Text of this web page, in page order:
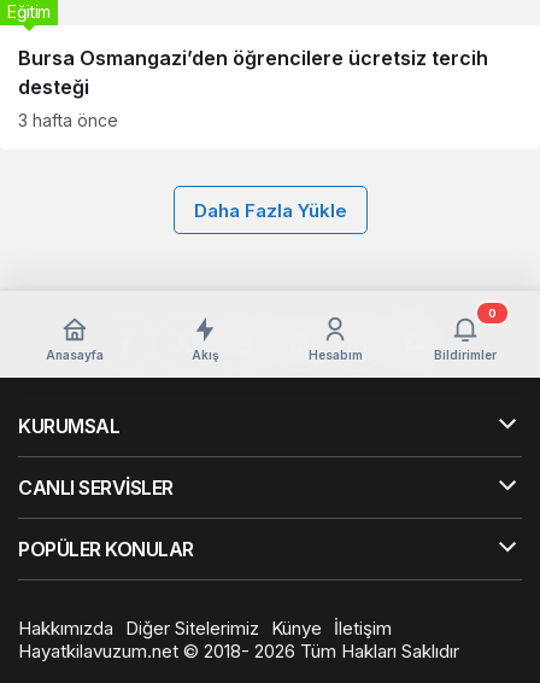
Bursa Osmangazi’den öğrencilere ücretsiz tercih
desteği
Eğitim
3 hafta önce
Daha Fazla Yükle
Anasayfa Akış Hesabım Bildirimler
0
KURUMSAL
CANLI SERVİSLER
POPÜLER KONULAR
Hakkımızda Diğer Sitelerimiz Künye
İletişim
Hayatkilavuzum.net © 2018- 2026 Tüm Hakları Saklıdır